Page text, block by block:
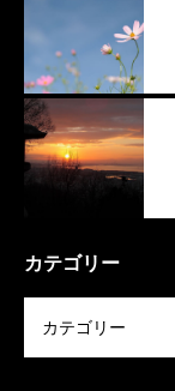
カテゴリー